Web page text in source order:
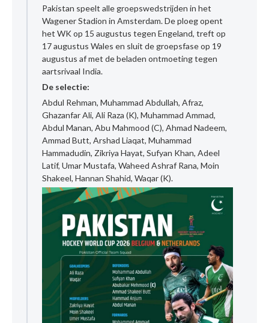
Pakistan speelt alle groepswedstrijden in het
Wagener Stadion in Amsterdam. De ploeg opent
het WK op 15 augustus tegen Engeland, treft op
17 augustus Wales en sluit de groepsfase op 19
augustus af met de beladen ontmoeting tegen
aartsrivaal India.
De selectie:
Abdul Rehman, Muhammad Abdullah, Afraz,
Ghazanfar Ali, Ali Raza (K), Muhammad Ammad,
Abdul Manan, Abu Mahmood (C), Ahmad Nadeem,
Ammad Butt, Arshad Liaqat, Muhammad
Hammadudin, Zikriya Hayat, Sufyan Khan, Adeel
Latif, Umar Mustafa, Waheed Ashraf Rana, Moin
Shakeel, Hannan Shahid, Waqar (K).